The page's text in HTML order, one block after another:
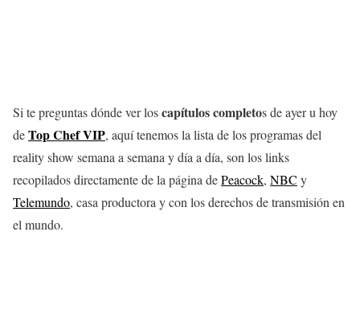
Si te preguntas dónde ver loscapítulos completos de ayer u hoy
deTop Chef VIP, aquí tenemos la lista de los programas del
reality show semana a semana y día a día, son los links
recopilados directamente de la página dePeacock, NBC y
Telemundo, casa productora y con los derechos de transmisión en
el mundo.